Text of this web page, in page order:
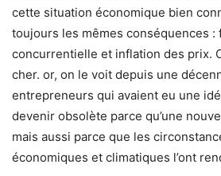
cette situation économique bien
toujours les mêmes conséquences
concurrentielle et inflation des prix.
cher. or, on le voit depuis une
entrepreneurs qui avaient eu une
devenir obsolète parce qu’une
mais aussi parce que les
économiques et climatiques l’ont